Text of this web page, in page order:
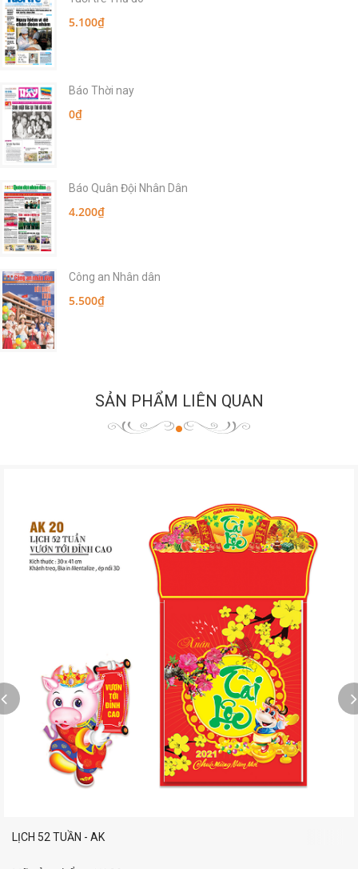
5.100₫
Báo Thời nay
0₫
Báo Quân Đội Nhân Dân
4.200₫
Công an Nhân dân
5.500₫
SẢN PHẨM LIÊN QUAN
LỊCH 52 TUẦN - AK